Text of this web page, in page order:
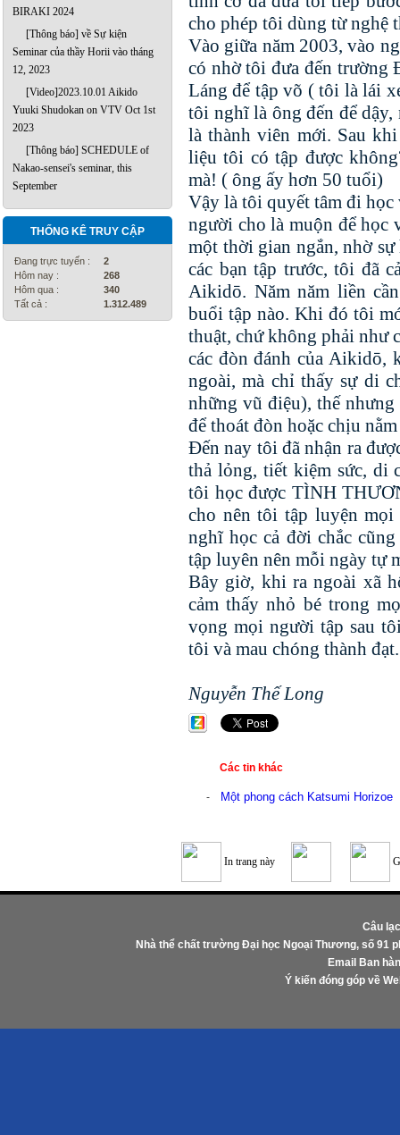
BIRAKI 2024
[Thông báo] về Sự kiện
Seminar của thầy Horii vào tháng
12, 2023
[Video]2023.10.01 Aikido
Yuuki Shudokan on VTV Oct 1st
2023
[Thông báo] SCHEDULE of
Nakao-sensei's seminar, this
September
THỐNG KÊ TRUY CẬP
Đang trực tuyến :
2
Hôm nay :
268
Hôm qua :
340
Tất cả :
1.312.489
cho phép tôi dùng từ nghệ
Vào giữa năm 2003, vào
có nhờ tôi đưa đến trường
Láng để tập võ ( tôi là lái
tôi nghĩ là ông đến để
là thành viên mới. Sau
liệu tôi có tập được
mà! ( ông ấy hơn 50 tuổi)
Vậy là tôi quyết tâm đi
người cho là muộn để học
một thời gian ngắn, nhờ
các bạn tập trước, tôi đã
Aikidō. Năm năm liền
buổi tập nào. Khi đó tôi
thuật, chứ không phải như
các đòn đánh của Aikidō,
ngoài, mà chỉ thấy sự di
những vũ điệu), thế
để thoát đòn hoặc chịu
Đến nay tôi đã nhận ra
thả lỏng, tiết kiệm sức,
tôi học được TÌNH
cho nên tôi tập luyện
nghĩ học cả đời chắc
tập luyên nên mỗi ngày tự
Bây giờ, khi ra ngoài xã
cảm thấy nhỏ bé trong
vọng mọi người tập sau
tôi và mau chóng thành đạt.
Nguyễn Thế Long
Các tin khác
- Một phong cách Katsumi Horizoe
In trang này
Câu
Nhà thể chất trường Đại học Ngoại Thương, số 91
Email Ban
Ý kiến đóng góp về